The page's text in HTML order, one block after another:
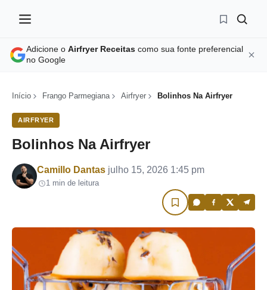
Adicione o Airfryer Receitas como sua fonte preferencial
no Google
Início Frango Parmegiana Airfryer Bolinhos Na Airfryer
AIRFRYER
Bolinhos Na Airfryer
Por
Camillo Dantas julho 15, 2026 1:45 pm
1 min de leitura